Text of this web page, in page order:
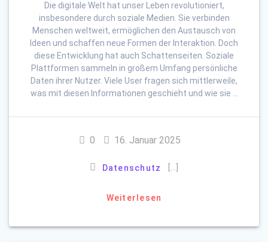
Die digitale Welt hat unser Leben revolutioniert,
insbesondere durch soziale Medien. Sie verbinden
Menschen weltweit, ermöglichen den Austausch von
Ideen und schaffen neue Formen der Interaktion. Doch
diese Entwicklung hat auch Schattenseiten. Soziale
Plattformen sammeln in großem Umfang persönliche
Daten ihrer Nutzer. Viele User fragen sich mittlerweile,
was mit diesen Informationen geschieht und wie sie …
0 16. Januar 2025
Datenschutz
Weiterlesen